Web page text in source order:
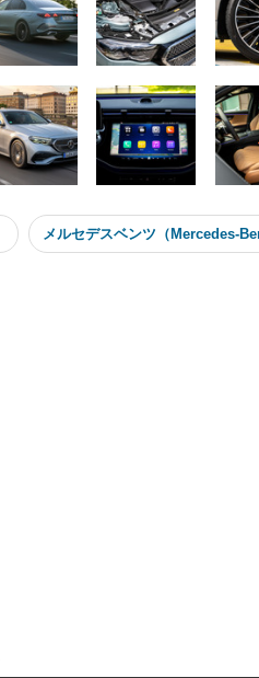
メルセデスベンツ（Mercedes-